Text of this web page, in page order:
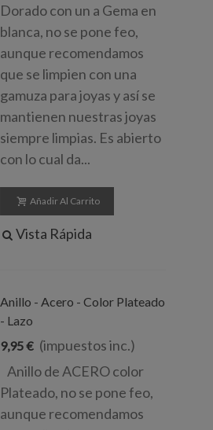
Dorado con un a Gema en
blanca, no se pone feo,
aunque recomendamos
que se limpien con una
gamuza para joyas y así se
mantienen nuestras joyas
siempre limpias. Es abierto
con lo cual da...
Añadir Al Carrito
Vista Rápida
Anillo - Acero - Color Plateado
- Lazo
9,95 € (impuestos inc.)
Anillo de ACERO color
Plateado, no se pone feo,
aunque recomendamos